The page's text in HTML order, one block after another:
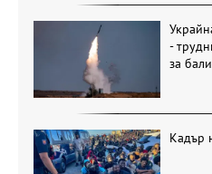
-
за
Кадър